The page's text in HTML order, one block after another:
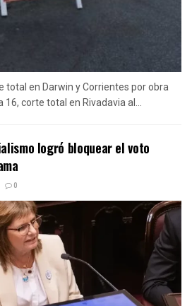
total en Darwin y Corrientes por obra
corte total en Rivadavia al...
logró bloquear el voto
0